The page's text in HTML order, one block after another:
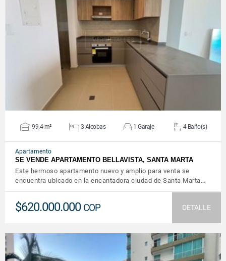
VER DETALLES
99.4 m² 3 Alcobas 1 Garaje 4 Baño(s)
Apartamento
SE VENDE APARTAMENTO BELLAVISTA, SANTA MARTA
Este hermoso apartamento nuevo y amplio para venta se
encuentra ubicado en la encantadora ciudad de Santa Marta…
$620.000.000 COP DETALLE